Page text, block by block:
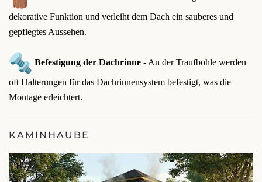
dekorative Funktion und verleiht dem Dach ein sauberes und
gepflegtes Aussehen.
Befestigung der Dachrinne - An der Traufbohle werden
oft Halterungen für das Dachrinnensystem befestigt, was die
Montage erleichtert.
KAMINHAUBE